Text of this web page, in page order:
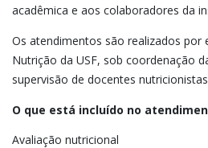
acadêmica e aos colaboradores da
Os atendimentos são realizados por
Nutrição da USF, sob coordenação
supervisão de docentes
O que está incluído no
Avaliação nutricional